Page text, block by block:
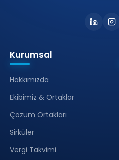
Kurumsal
Hakkımızda
Ekibimiz & Ortaklar
Çözüm Ortakları
Sirküler
Vergi Takvimi